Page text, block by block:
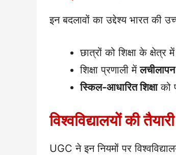
इन बदलावों का उद्देश्य भारत की
छात्रों को शिक्षा के क्षेत्र
शिक्षा प्रणाली मेंलचीलापन
स्किल-आधारित शिक्षाको
विश्वविद्यालयों की
UGC ने इन नियमों पर